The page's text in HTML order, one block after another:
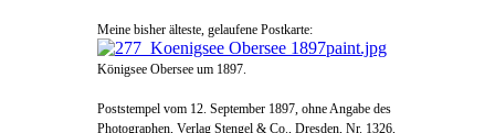
Meine bisher älteste, gelaufene Postkarte:
Königsee Obersee um 1897.
Poststempel vom 12. September 1897, ohne Angabe des
Photographen, Verlag Stengel & Co., Dresden, Nr. 1326,